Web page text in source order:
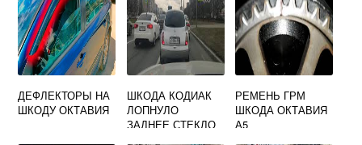
ДЕФЛЕКТОРЫ НА
ШКОДУ ОКТАВИЯ
ШКОДА КОДИАК
ЛОПНУЛО
ЗАДНЕЕ СТЕКЛО
РЕМЕНЬ ГРМ
ШКОДА ОКТАВИЯ
А5